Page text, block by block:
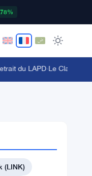
LAPD ·Le Clarity Act
(LINK)